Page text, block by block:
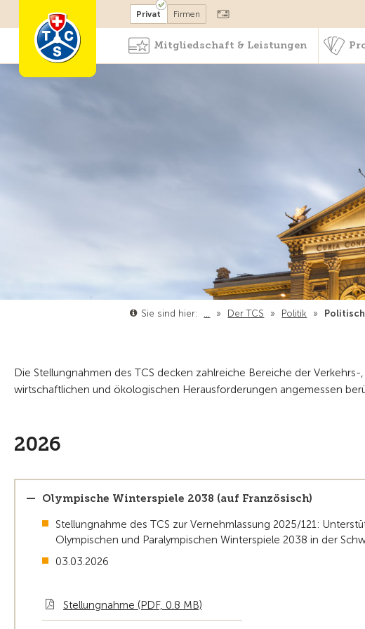
Mitglied werden
Privat Firmen
Mitgliedschaft & Leistungen
Sie sind hier: … » Der TCS » Politik »
Die Stellungnahmen des TCS decken zahlreiche Bereiche der
wirtschaftlichen und ökologischen Herausforderungen angemessen
2026
Olympische Winterspiele 2038 (auf Französisch)
Stellungnahme des TCS zur Vernehmlassung 2025/121:
Olympischen und Paralympischen Winterspiele 2038 in der
03.03.2026
Stellungnahme (PDF, 0.8 MB)